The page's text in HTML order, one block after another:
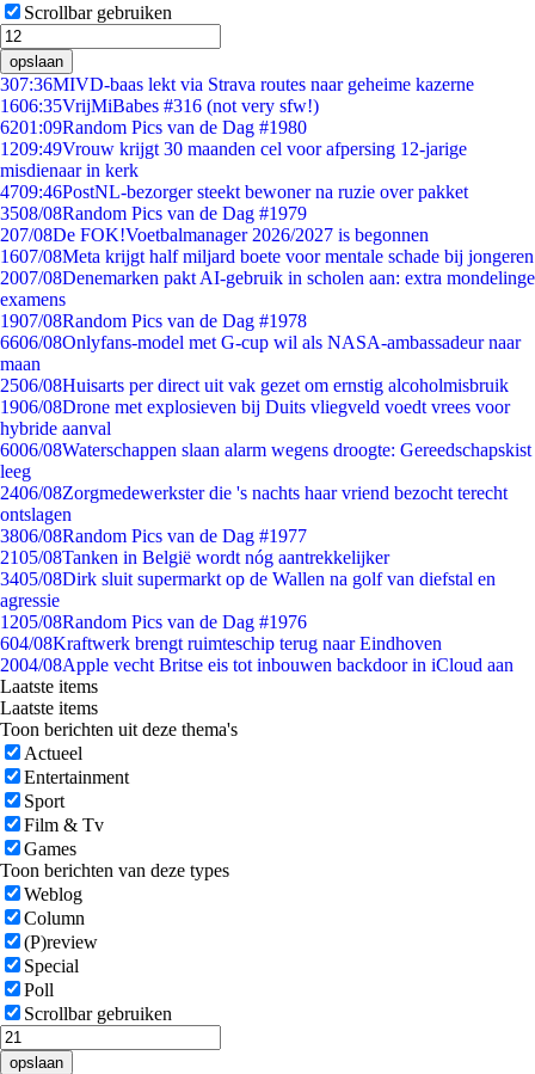
Scrollbar gebruiken
opslaan
307:36MIVD-baas lekt via Strava routes naar geheime kazerne
1606:35VrijMiBabes #316 (not very sfw!)
6201:09Random Pics van de Dag #1980
1209:49Vrouw krijgt 30 maanden cel voor afpersing 12-jarige
misdienaar in kerk
4709:46PostNL-bezorger steekt bewoner na ruzie over pakket
3508/08Random Pics van de Dag #1979
207/08De FOK!Voetbalmanager 2026/2027 is begonnen
1607/08Meta krijgt half miljard boete voor mentale schade bij jongeren
2007/08Denemarken pakt AI-gebruik in scholen aan: extra mondelinge
examens
1907/08Random Pics van de Dag #1978
6606/08Onlyfans-model met G-cup wil als NASA-ambassadeur naar
maan
2506/08Huisarts per direct uit vak gezet om ernstig alcoholmisbruik
1906/08Drone met explosieven bij Duits vliegveld voedt vrees voor
hybride aanval
6006/08Waterschappen slaan alarm wegens droogte: Gereedschapskist
leeg
2406/08Zorgmedewerkster die 's nachts haar vriend bezocht terecht
ontslagen
3806/08Random Pics van de Dag #1977
2105/08Tanken in België wordt nóg aantrekkelijker
3405/08Dirk sluit supermarkt op de Wallen na golf van diefstal en
agressie
1205/08Random Pics van de Dag #1976
604/08Kraftwerk brengt ruimteschip terug naar Eindhoven
2004/08Apple vecht Britse eis tot inbouwen backdoor in iCloud aan
Laatste items
Laatste items
Toon berichten uit deze thema's
Actueel
Entertainment
Sport
Film & Tv
Games
Toon berichten van deze types
Weblog
Column
(P)review
Special
Poll
Scrollbar gebruiken
opslaan